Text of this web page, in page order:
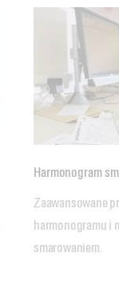
Harmonogram
Zaawansowane
harmonogramu i
smarowaniem.